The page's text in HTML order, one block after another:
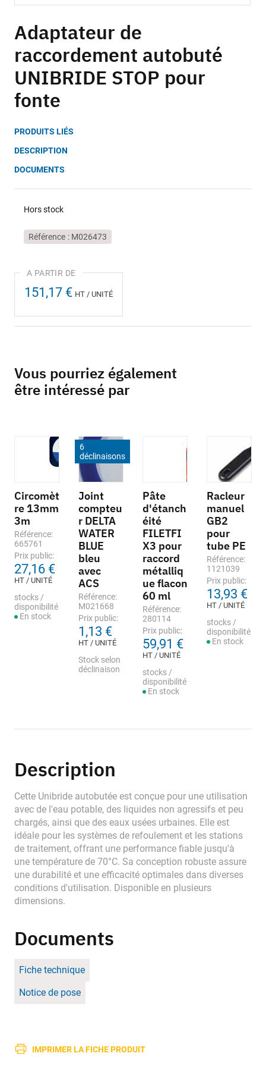
to
the
beginning
of
the
images
gallery
Adaptateur de
raccordement autobuté
UNIBRIDE STOP pour
fonte
PRODUITS LIÉS
DESCRIPTION
DOCUMENTS
Hors stock
Référence M026473
151,17 € HT / UNITÉ
Vous pourriez également
être intéressé par
Circomèt
re 13mm
3m
Référence:
665761
Prix public:
27,16 €
HT / UNITÉ
stocks /
disponibilité
En stock
6
déclinaisons
Joint
compteu
r DELTA
WATER
BLUE
bleu
avec
ACS
Référence:
M021668
Prix public:
1,13 €
HT / UNITÉ
Stock selon
déclinaison
Pâte
d'étanch
éité
FILETFI
X3 pour
raccord
métalliq
ue flacon
60 ml
Référence:
280114
Prix public:
59,91 €
HT / UNITÉ
stocks /
disponibilité
En stock
Racleur
manuel
GB2
pour
tube PE
Référence:
1121039
Prix public:
13,93 €
HT / UNITÉ
stocks /
disponibilité
En stock
Description
Cette Unibride autobutée est conçue pour une utilisation
avec de l'eau potable, des liquides non agressifs et peu
chargés, ainsi que des eaux usées urbaines. Elle est
idéale pour les systèmes de refoulement et les stations
de traitement, offrant une performance fiable jusqu'à
une température de 70°C. Sa conception robuste assure
une durabilité et une efficacité optimales dans diverses
conditions d'utilisation. Disponible en plusieurs
dimensions.
Documents
Fiche technique
Notice de pose
IMPRIMER LA FICHE PRODUIT